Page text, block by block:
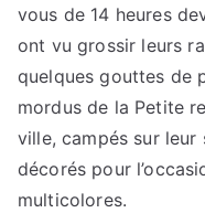
vous de 14 heures
ont vu grossir leurs
quelques gouttes de
mordus de la Petite
ville, campés sur leur
décorés pour
multicolores.